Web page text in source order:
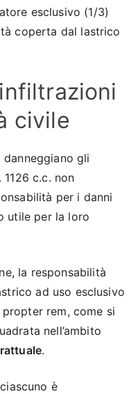
esclusivo (1/3)
coperta dal lastrico
civile
danneggiano gli
c.c. non
per i danni
utile per la loro
la responsabilità
ad uso esclusivo
propter rem, come si
nell’ambito
.
è